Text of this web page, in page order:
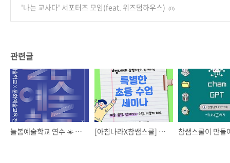
'나는 교사다' 서포터즈 모임(feat. 위즈덤하우스) (0)
관련글
늘봄예술학교 연수 ☀️ 신청하세요! [아침나라X참쌤스쿨] 특별한 초등 수업 세미나💫